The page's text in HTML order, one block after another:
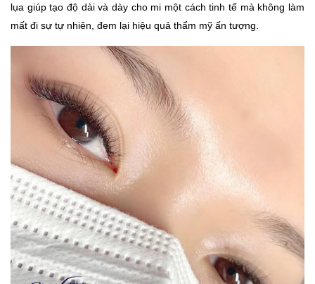
lụa giúp tạo độ dài và dày cho mi một cách tinh tế mà không làm
mất đi sự tự nhiên, đem lại hiệu quả thẩm mỹ ấn tượng.